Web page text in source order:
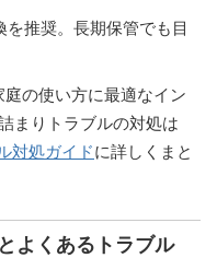
を推奨。長期保管でも目
の使い方に最適なイン
まりトラブルの対処は
対処ガイドに詳しくまと
よくあるトラブル